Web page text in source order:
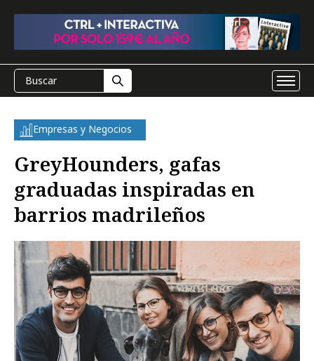
Empresas y Negocios
GreyHounders, gafas
graduadas inspiradas en
barrios madrileños